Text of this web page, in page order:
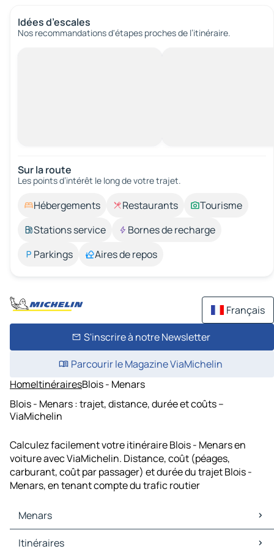
Idées d’escales
Nos recommandations d'étapes proches de l’itinéraire.
Sur la route
Les points d’intérêt le long de votre trajet.
Hébergements Restaurants
Tourisme
Stations service
Bornes de recharge
Parkings
Aires de repos
Français
S'inscrire à notre Newsletter
Parcourir le Magazine ViaMichelin
HomeItinérairesBlois - Menars
Blois - Menars : trajet, distance, durée et coûts –
ViaMichelin
Calculez facilement votre itinéraire Blois - Menars en
voiture avec ViaMichelin. Distance, coût (péages,
carburant, coût par passager) et durée du trajet Blois -
Menars, en tenant compte du trafic routier
Menars
Menars Cartes et plans
Itinéraires